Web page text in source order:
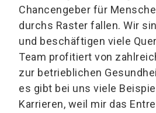
Chancengeber für
durchs Raster fallen. Wir
und beschäftigen viele
Team profitiert von
zur betrieblichen
es gibt bei uns viele
Karrieren, weil mir das